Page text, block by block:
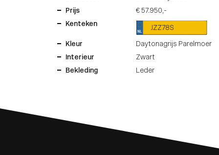
Prijs
€ 57.950,-
Kenteken
JZZ78S
Kleur
Daytonagrijs Parelmoer
Interieur
Zwart
Bekleding
Leder